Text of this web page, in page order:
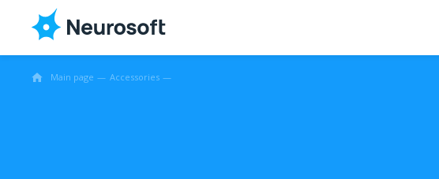
Main page Accessories